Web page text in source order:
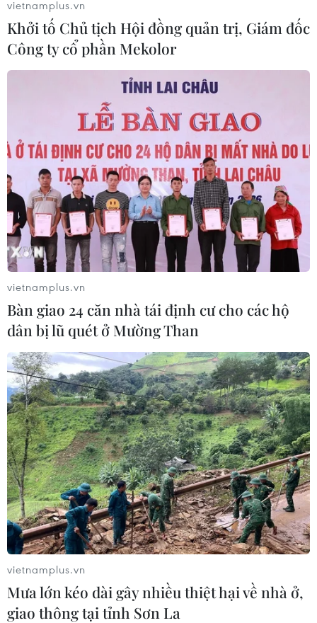
vietnamplus.vn
Khởi tố Chủ tịch Hội đồng quản trị, Giám đốc
Công ty cổ phần Mekolor
vietnamplus.vn
Bàn giao 24 căn nhà tái định cư cho các hộ
dân bị lũ quét ở Mường Than
vietnamplus.vn
Mưa lớn kéo dài gây nhiều thiệt hại về nhà ở,
giao thông tại tỉnh Sơn La